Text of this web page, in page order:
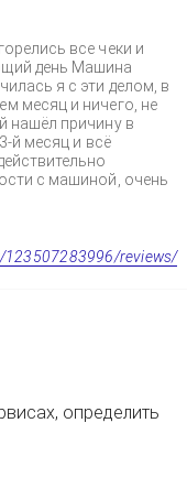
все чеки и
день Машина
я с эти делом, в
месяц и ничего, не
нашёл причину в
й месяц и всё
с машиной, очень
123507283996/reviews/
определить